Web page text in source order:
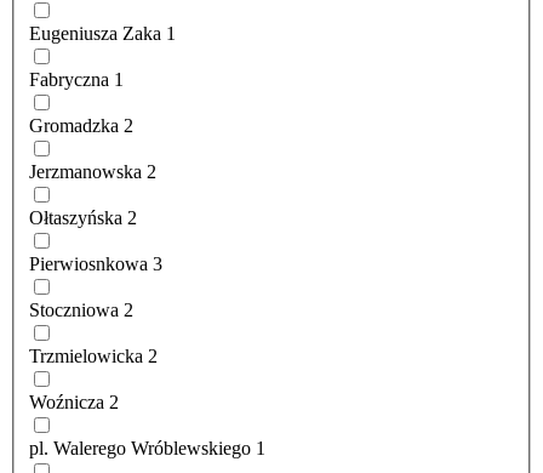
Eugeniusza Zaka 1
Fabryczna 1
Gromadzka 2
Jerzmanowska 2
Ołtaszyńska 2
Pierwiosnkowa 3
Stoczniowa 2
Trzmielowicka 2
Woźnicza 2
pl. Walerego Wróblewskiego 1